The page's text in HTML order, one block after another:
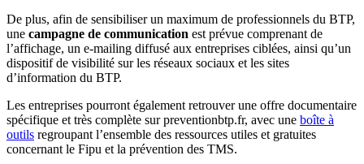
De plus, afin de sensibiliser un maximum de professionnels du BTP,
une campagne de communication est prévue comprenant de
l’affichage, un e-mailing diffusé aux entreprises ciblées, ainsi qu’un
dispositif de visibilité sur les réseaux sociaux et les sites
d’information du BTP.
Les entreprises pourront également retrouver une offre documentaire
spécifique et très complète sur preventionbtp.fr, avec une boîte à
outils regroupant l’ensemble des ressources utiles et gratuites
concernant le Fipu et la prévention des TMS.